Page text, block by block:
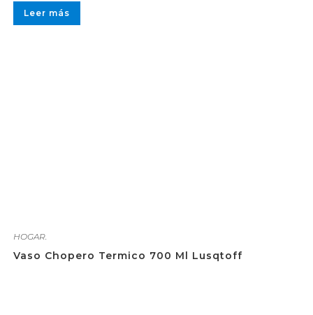
Leer más
HOGAR.
Vaso Chopero Termico 700 Ml Lusqtoff